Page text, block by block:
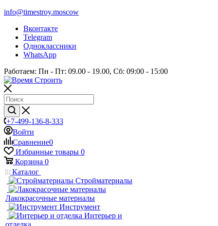
info@timestroy.moscow
Вконтакте
Telegram
Одноклассники
WhatsApp
Работаем: Пн - Пт: 09.00 - 19.00, Сб: 09:00 - 15:00
+7-499-136-8-333
Войти
Сравнение0
Избранные товары 0
Корзина 0
Каталог
Стройматериалы
Лакокрасочные материалы
Инструмент
Интерьер и
отделка